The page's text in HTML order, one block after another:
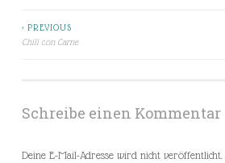
Beitragsnavigation
< PREVIOUS
Chili con Carne
Schreibe einen Kommentar
Deine E-Mail-Adresse wird nicht veröffentlicht.